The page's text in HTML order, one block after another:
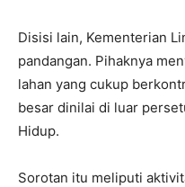
Disisi lain, Kementerian
pandangan. Pihaknya
lahan yang cukup
besar dinilai di luar
Hidup.
Sorotan itu meliputi